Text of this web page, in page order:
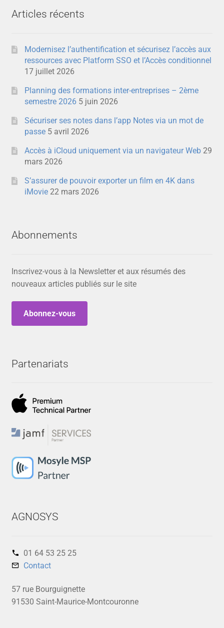
Articles récents
Modernisez l’authentification et sécurisez l’accès aux
ressources avec Platform SSO et l’Accès conditionnel
17 juillet 2026
Planning des formations inter-entreprises – 2ème
semestre 2026 5 juin 2026
Sécuriser ses notes dans l’app Notes via un mot de
passe 5 avril 2026
Accès à iCloud uniquement via un navigateur Web 29
mars 2026
S’assurer de pouvoir exporter un film en 4K dans
iMovie 22 mars 2026
Abonnements
Inscrivez-vous à la Newsletter et aux résumés des
nouveaux articles publiés sur le site
Abonnez-vous
Partenariats
AGNOSYS
01 64 53 25 25‬
Contact
57 rue Bourguignette
91530 Saint-Maurice-Montcouronne